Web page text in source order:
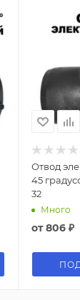
Отвод
45
32
Много
от806 ₽